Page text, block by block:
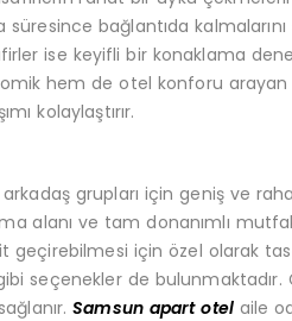
bağlantıda kalmalarını
ise keyifli bir konaklama
hem de otel konforu
kolaylaştırır.
grupları için geniş ve
alanı ve tam donanımlı
için özel olarak
seçenekler de bulunmaktadır.
Samsun apart otelaile